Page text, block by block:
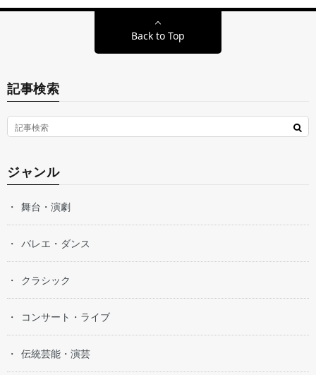
Back to Top
記事検索
ジャンル
舞台・演劇
バレエ・ダンス
クラシック
コンサート・ライブ
伝統芸能・演芸